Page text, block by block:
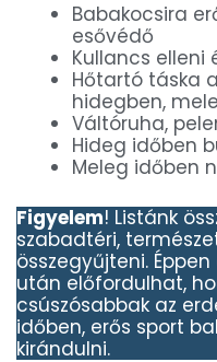
Babakocsira
esővédő
Kullancs elleni
Hőtartó táska
hidegben,
Váltóruha,
Hideg időben
Meleg időben
Figyelem! Listánk
szabadtéri,
összegyűjteni.
után előfordulhat,
csúszósabbak az
időben, erős sport
kirándulni.